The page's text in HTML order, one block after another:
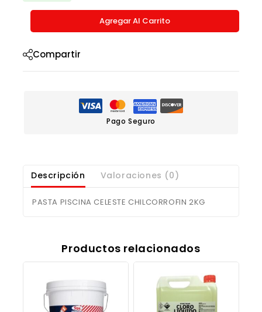
Agregar Al Carrito
Compartir
Pago Seguro
Descripción Valoraciones (0)
PASTA PISCINA CELESTE CHILCORROFIN 2KG
Productos relacionados